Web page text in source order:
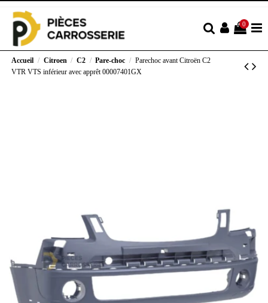
0
Accueil Citroen C2 Pare-choc
Parechoc avant Citroën C2
VTR VTS inférieur avec apprêt 00007401GX